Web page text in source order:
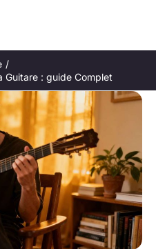
Guitare : guide Complet